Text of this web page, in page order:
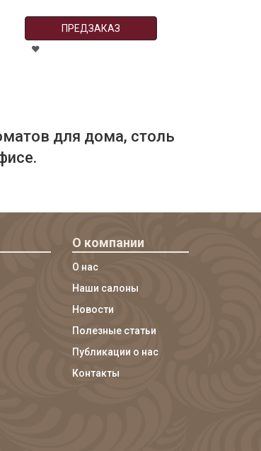
ПРЕДЗАКАЗ
для дома, столь
О компании
О нас
Наши салоны
Новости
Полезные статьи
Публикации о нас
Контакты